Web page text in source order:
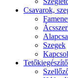
Csavarok,
Szegek